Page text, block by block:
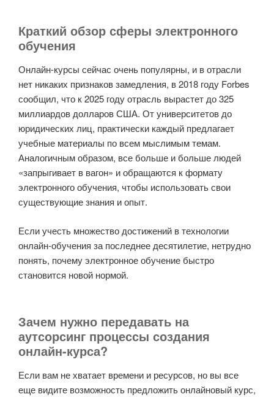
Краткий обзор сферы электронного
обучения
Онлайн-курсы сейчас очень популярны, и в отрасли
нет никаких признаков замедления, в 2018 году Forbes
сообщил, что к 2025 году отрасль вырастет до 325
миллиардов долларов США. От университетов до
юридических лиц, практически каждый предлагает
учебные материалы по всем мыслимым темам.
Аналогичным образом, все больше и больше людей
«запрыгивает в вагон» и обращаются к формату
электронного обучения, чтобы использовать свои
существующие знания и опыт.
Если учесть множество достижений в технологии
онлайн-обучения за последнее десятилетие, нетрудно
понять, почему электронное обучение быстро
становится новой нормой.
Зачем нужно передавать на
аутсорсинг процессы создания
онлайн-курса?
Если вам не хватает времени и ресурсов, но вы все
еще видите возможность предложить онлайновый курс,